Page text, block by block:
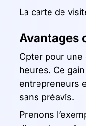
La carte de
Avantages
Opter pour une
heures. Ce
entrepreneurs
sans préavis.
Prenons